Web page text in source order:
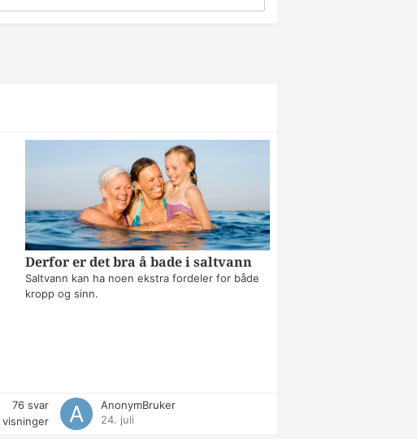
Derfor er det bra å bade i saltvann
Saltvann kan ha noen ekstra fordeler for både
kropp og sinn.
76 svar
visninger
AnonymBruker
24. juli